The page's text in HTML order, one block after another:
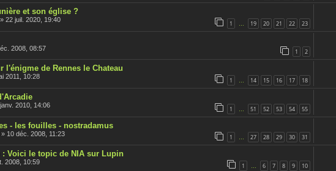
et son église ?
» 22 juil. 2020, 19:40 1 19 20 21 22 23
2008, 08:57 1 2
l'énigme de Rennes le Chateau
2011, 10:28 1 … 14 15 16 17 18
2010, 14:06 1 51 52 53 54 55
- les fouilles - nostradamus
» 10 déc. 2008, 11:23 1 … 27 28 29 30 31
: Voici le topic de NIA sur Lupin
2008, 10:59 1 6 7 8 9 10